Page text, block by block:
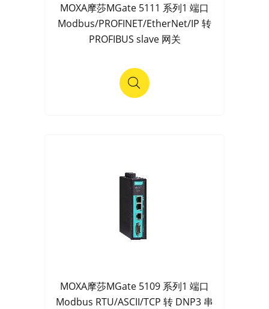
MOXA摩莎MGate 5111 系列1 端口
Modbus/PROFINET/EtherNet/IP 转
PROFIBUS slave 网关
MOXA摩莎MGate 5109 系列1 端口
Modbus RTU/ASCII/TCP 转 DNP3 串